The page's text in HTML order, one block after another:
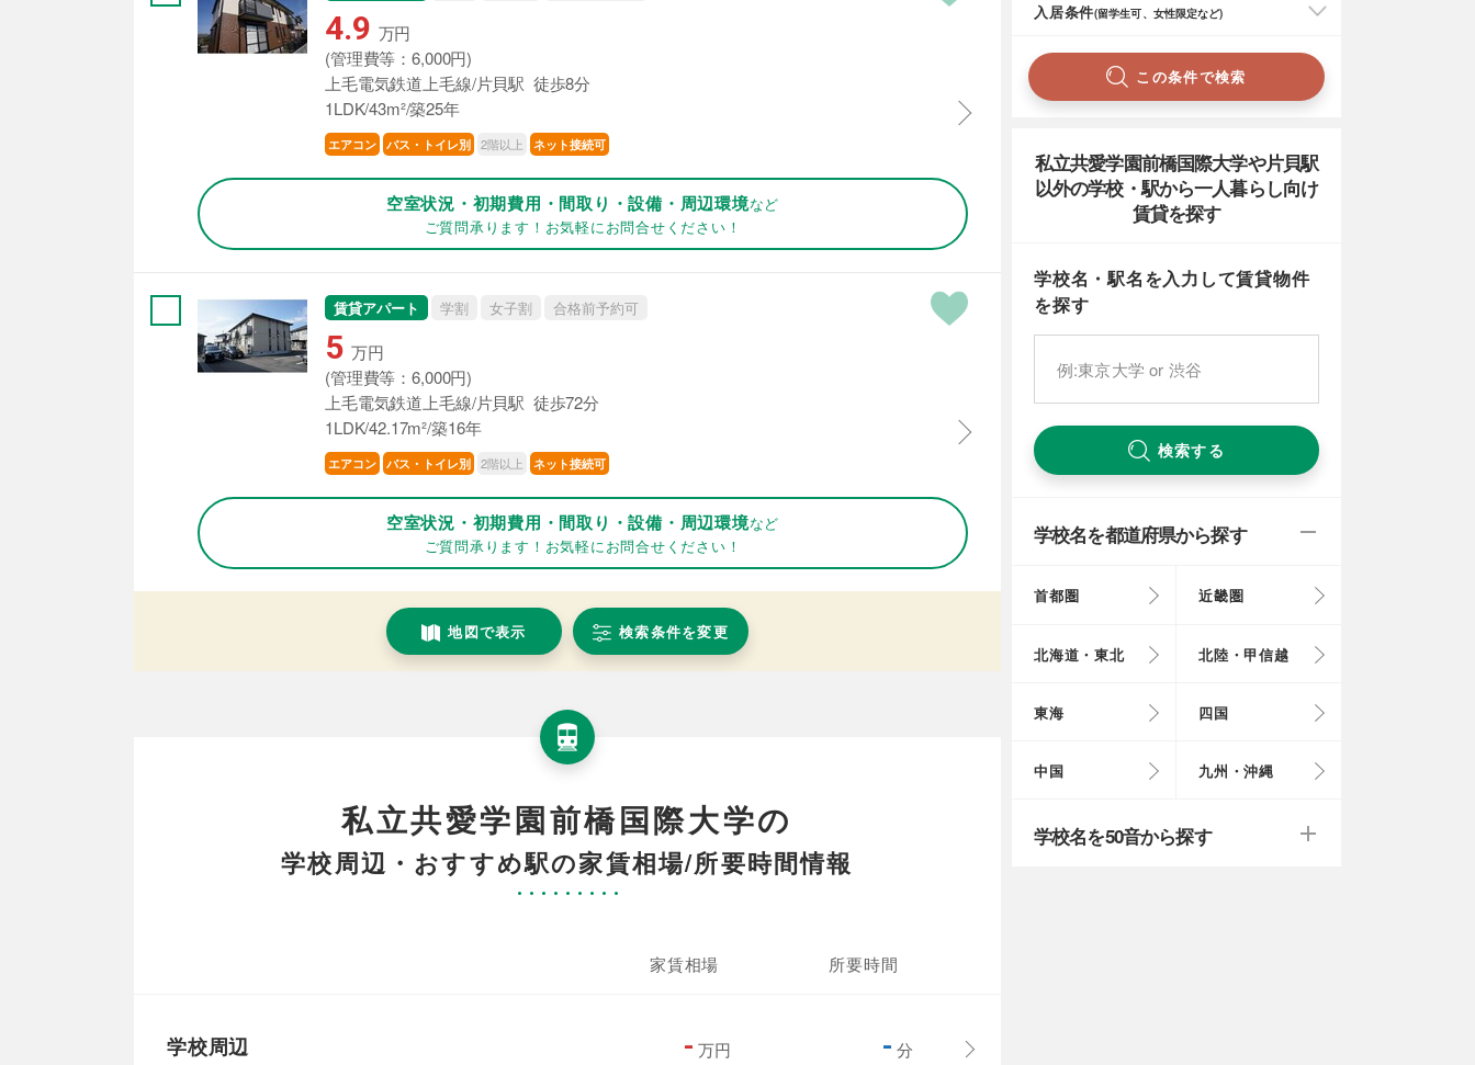
4.9 万円
(管理費等：6,000円)
上毛電気鉄道上毛線/片貝駅 徒歩8分
1LDK/43m²/築25年
エアコン バス・トイレ別 2階以上 ネット接続可
空室状況・初期費用・間取り・設備・周辺環境など
ご質問承ります！お気軽にお問合せください！
賃貸アパート 学割 女子割 合格前予約可
5 万円
(管理費等：6,000円)
上毛電気鉄道上毛線/片貝駅 徒歩72分
1LDK/42.17m²/築16年
エアコン バス・トイレ別 2階以上 ネット接続可
空室状況・初期費用・間取り・設備・周辺環境など
ご質問承ります！お気軽にお問合せください！
地図で表示 検索条件を変更
私立共愛学園前橋国際大学の
学校周辺・おすすめ駅の家賃相場/所要時間情報
家賃相場 所要時間
学校周辺 - 万円 - 分
入居条件(留学生可、女性限定など)
この条件で検索
私立共愛学園前橋国際大学や片貝駅
以外の学校・駅から一人暮らし向け
賃貸を探す
学校名・駅名を入力して賃貸物件
を探す
検索する
学校名を都道府県から探す
首都圏 近畿圏
北海道・東北 北陸・甲信越
東海 四国
中国 九州・沖縄
学校名を50音から探す